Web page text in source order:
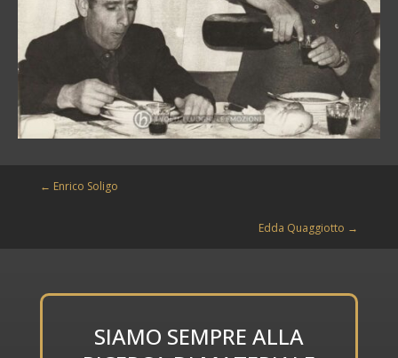
← Enrico Soligo
Edda Quaggiotto →
SIAMO SEMPRE ALLA